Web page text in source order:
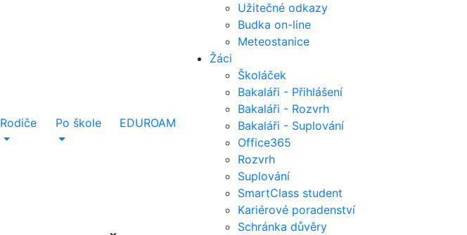
Rodiče Po škole EDUROAM
Užitečné odkazy
Budka on-line
Meteostanice
Žáci
Školáček
Bakaláři - Přihlášení
Bakaláři - Rozvrh
Bakaláři - Suplování
Office365
Rozvrh
Suplování
SmartClass student
Kariérové poradenství
Schránka důvěry